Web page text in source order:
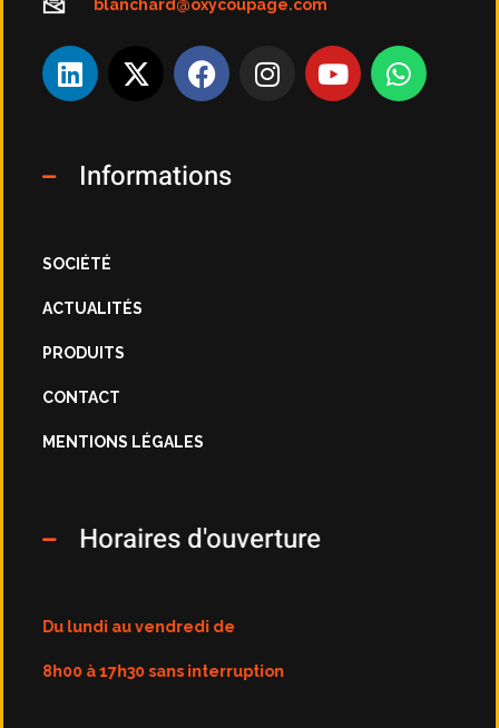
blanchard@oxycoupage.com
Informations
SOCIÉTÉ
ACTUALITÉS
PRODUITS
CONTACT
MENTIONS LÉGALES
Horaires d'ouverture
Du lundi au vendredi de
8h00 à 17h30 sans interruption